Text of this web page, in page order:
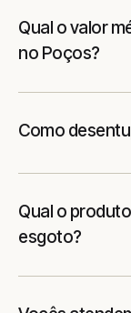
Qual o valor
no Poços?
Como
Qual o
esgoto?